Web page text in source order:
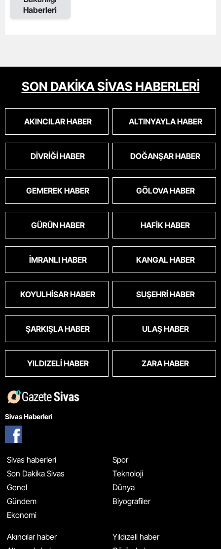
Haberleri
SON DAKİKA SİVAS HABERLERİ
AKINCILAR HABER ALTINYAYLA HABER
DIVRIĞI HABER DOĞANŞAR HABER
GEMEREK HABER GÖLOVA HABER
GÜRÜN HABER HAFIK HABER
İMRANLI HABER KANGAL HABER
KOYULHISAR HABER SUŞEHRI HABER
ŞARKIŞLA HABER ULAŞ HABER
YILDIZELI HABER ZARA HABER
Sivas Haberleri
Sivas haberleri
Son Dakika Sivas
Genel
Gündem
Ekonomi
Spor
Teknoloji
Dünya
Biyografiler
Akıncılar haber
Yıldızeli haber